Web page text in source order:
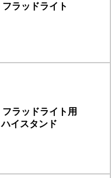
フラッドライト
フラッドライト用
ハイスタンド